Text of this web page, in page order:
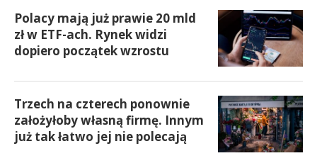
Polacy mają już prawie 20 mld
zł w ETF-ach. Rynek widzi
dopiero początek wzrostu
Trzech na czterech ponownie
założyłoby własną firmę. Innym
już tak łatwo jej nie polecają